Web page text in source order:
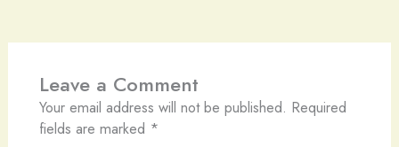
Leave a Comment
Your email address will not be published. Required
fields are marked *